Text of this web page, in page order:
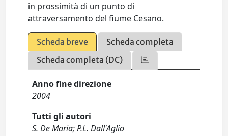
in prossimità di un punto di
attraversamento del fiume Cesano.
Scheda breve
Scheda completa
Scheda completa (DC)
Anno fine direzione
2004
Tutti gli autori
S. De Maria; P.L. Dall'Aglio